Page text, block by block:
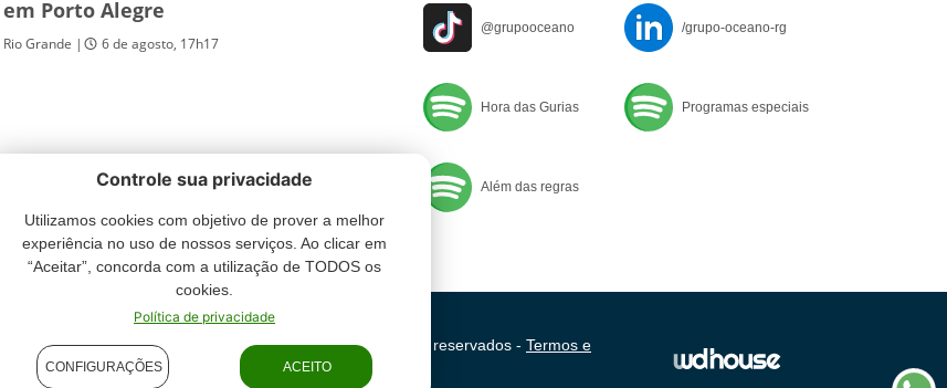
em Porto Alegre
Rio Grande | 6 de agosto, 17h17
@grupooceano /grupo-oceano-rg
Hora das Gurias Programas especiais
Além das regras
Grupo Oceano - Todos direitos reservados - Termos e
condições de uso
Controle sua privacidade
Utilizamos cookies com objetivo de prover a melhor
experiência no uso de nossos serviços. Ao clicar em
“Aceitar”, concorda com a utilização de TODOS os
cookies.
Política de privacidade
CONFIGURAÇÕES ACEITO